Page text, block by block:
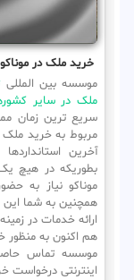
خرید ملک در موناکو
موسسه بین المللی
ملک در سایر
سریع ترین زمان
مربوط به خرید ملک
آخرین
بطوریکه در هیچ
موناکو نیاز به
همچنین به شما این
ارائه خدمات در زمینه
هم اکنون به منظور
موسسه تماس
اینترنتی درخواست